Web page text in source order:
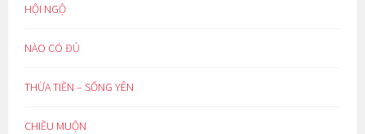
HỘI NGỘ
NÀO CÓ ĐỦ
THỪA TIỀN – SỐNG YÊN
CHIỀU MUỘN